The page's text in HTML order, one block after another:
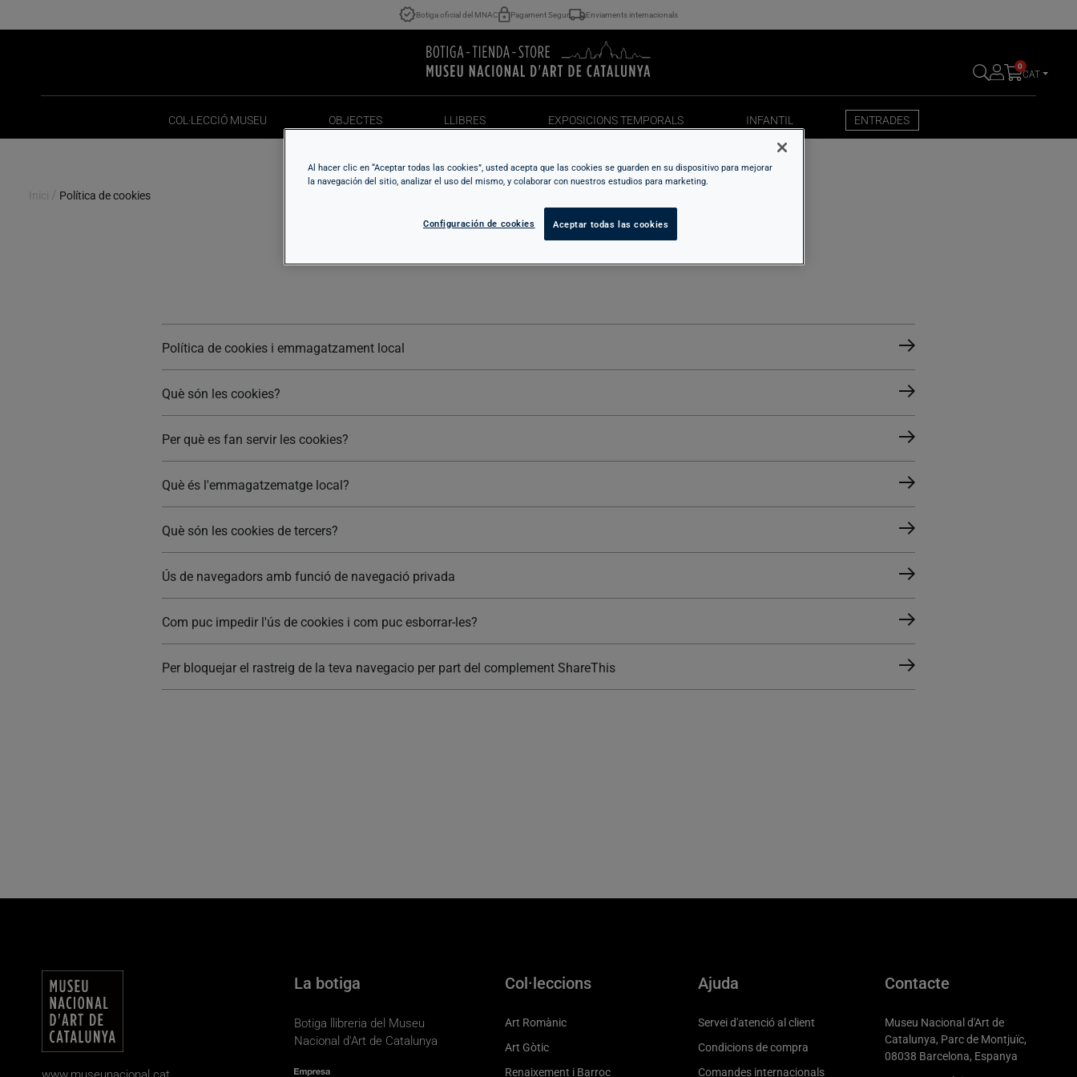
Botiga oficial del MNAC Pagament Segur Enviaments internacionals
0
CAT
COL·LECCIÓ MUSEU
COL·LECCIÓ MUSEU
OBJECTES
LLIBRES
EXPOSICIONS TEMPORALS
INFANTIL
ENTRADES
ENTRADES
Inici / Política de cookies
Política de cookies
Política de cookies i emmagatzament local
Què són les cookies?
Per què es fan servir les cookies?
Què és l'emmagatzematge local?
Què són les cookies de tercers?
Ús de navegadors amb funció de navegació privada
Com puc impedir l'ús de cookies i com puc esborrar-les?
Per bloquejar el rastreig de la teva navegacio per part del complement ShareThis
La botiga
Botiga llibreria del Museu
Nacional d'Art de Catalunya
Col·leccions
Art Romànic
Art Gòtic
Renaixement i Barroc
Ajuda
Servei d'atenció al client
Condicions de compra
Comandes internacionals
Contacte
Museu Nacional d'Art de
Catalunya, Parc de Montjuïc,
08038 Barcelona, Espanya
Al hacer clic en “Aceptar todas las cookies”, usted acepta que las cookies se guarden en su dispositivo para mejorar
la navegación del sitio, analizar el uso del mismo, y colaborar con nuestros estudios para marketing.
Configuración de cookies Aceptar todas las cookies